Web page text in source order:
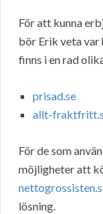
För att kunna
bör Erik veta var
finns i en rad
prisad.se
allt-
För de som
möjligheter att
lösning.